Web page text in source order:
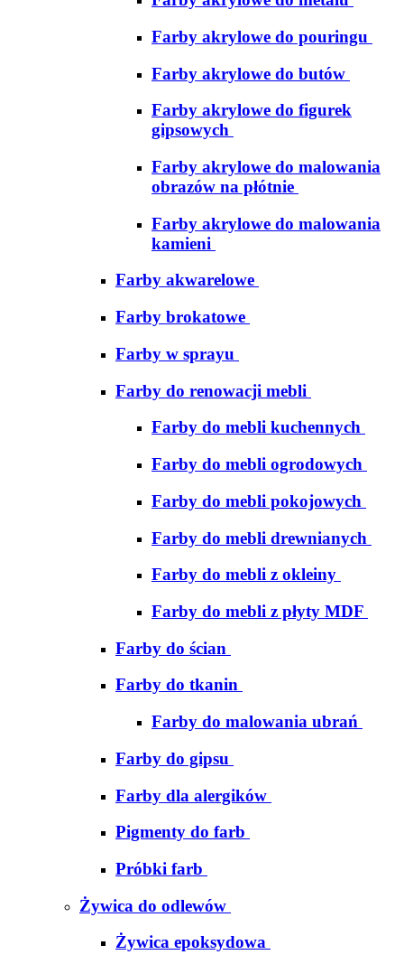
Farby akrylowe do pouringu
Farby akrylowe do butów
Farby akrylowe do figurek
gipsowych
Farby akrylowe do malowania
obrazów na płótnie
Farby akrylowe do malowania
kamieni
Farby akwarelowe
Farby brokatowe
Farby w sprayu
Farby do renowacji mebli
Farby do mebli kuchennych
Farby do mebli ogrodowych
Farby do mebli pokojowych
Farby do mebli drewnianych
Farby do mebli z okleiny
Farby do mebli z płyty MDF
Farby do ścian
Farby do tkanin
Farby do malowania ubrań
Farby do gipsu
Farby dla alergików
Pigmenty do farb
Próbki farb
Żywica do odlewów
Żywica epoksydowa